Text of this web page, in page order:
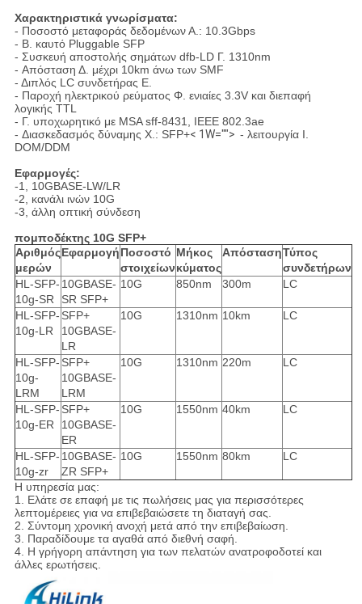
Χαρακτηριστικά γνωρίσματα:
- Ποσοστό μεταφοράς δεδομένων Α.: 10.3Gbps
- Β. καυτό Pluggable SFP
- Συσκευή αποστολής σημάτων dfb-LD Γ. 1310nm
- Απόσταση Δ. μέχρι 10km άνω των SMF
- Διπλός LC συνδετήρας Ε.
- Παροχή ηλεκτρικού ρεύματος Φ. ενιαίες 3.3V και διεπαφή
λογικής TTL
- Γ. υποχωρητικό με MSA sff-8431, IEEE 802.3ae
- Διασκεδασμός δύναμης Χ.: SFP+< 1W=""> - λειτουργία Ι.
DOM/DDM
Εφαρμογές:
-1, 10GBASE-LW/LR
-2, κανάλι ινών 10G
-3, άλλη οπτική σύνδεση
πομποδέκτης 10G SFP+
Αριθμός
μερών
ΕφαρμογήΠοσοστό
στοιχείων
Μήκος
κύματος
ΑπόστασηΤύπος
συνδετήρων
HL-SFP-
10g-SR
10GBASE-
SR SFP+
10G 850nm 300m LC
HL-SFP-
10g-LR
SFP+
10GBASE-
LR
10G 1310nm 10km LC
HL-SFP-
10g-
LRM
SFP+
10GBASE-
LRM
10G 1310nm 220m LC
HL-SFP-
10g-ER
SFP+
10GBASE-
ER
10G 1550nm 40km LC
HL-SFP-
10g-zr
10GBASE-
ZR SFP+
10G 1550nm 80km LC
Η υπηρεσία μας:
1. Ελάτε σε επαφή με τις πωλήσεις μας για περισσότερες
λεπτομέρειες για να επιβεβαιώσετε τη διαταγή σας.
2. Σύντομη χρονική ανοχή μετά από την επιβεβαίωση.
3. Παραδίδουμε τα αγαθά από διεθνή σαφή.
4. Η γρήγορη απάντηση για των πελατών ανατροφοδοτεί και
άλλες ερωτήσεις.